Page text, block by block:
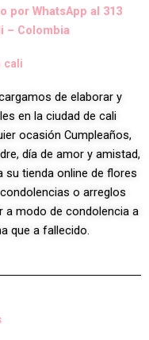
por WhatsApp al 313
– Colombia
cali
de elaborar y
en la ciudad de cali
ocasión Cumpleaños,
día de amor y amistad,
su tienda online de flores
o arreglos
a modo de condolencia a
que a fallecido.